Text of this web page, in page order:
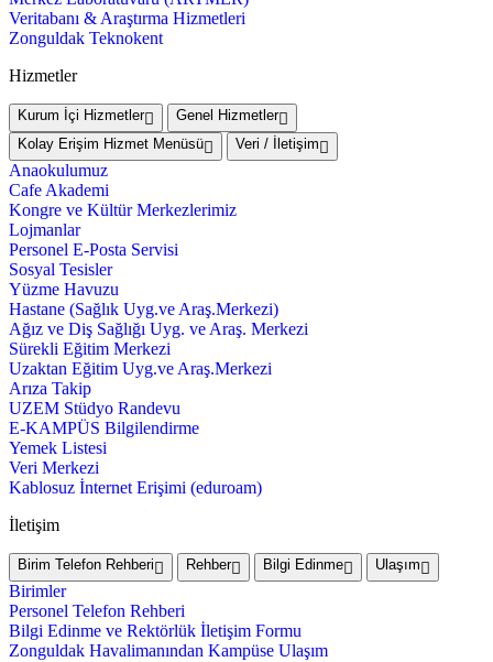
Veritabanı & Araştırma Hizmetleri
Zonguldak Teknokent
Hizmetler
Kurum İçi Hizmetler
Genel Hizmetler
Kolay Erişim Hizmet Menüsü
Veri / İletişim
Anaokulumuz
Cafe Akademi
Kongre ve Kültür Merkezlerimiz
Lojmanlar
Personel E-Posta Servisi
Sosyal Tesisler
Yüzme Havuzu
Hastane (Sağlık Uyg.ve Araş.Merkezi)
Ağız ve Diş Sağlığı Uyg. ve Araş. Merkezi
Sürekli Eğitim Merkezi
Uzaktan Eğitim Uyg.ve Araş.Merkezi
Arıza Takip
UZEM Stüdyo Randevu
E-KAMPÜS Bilgilendirme
Yemek Listesi
Veri Merkezi
Kablosuz İnternet Erişimi (eduroam)
İletişim
Birim Telefon Rehberi Rehber Bilgi Edinme Ulaşım
Birimler
Personel Telefon Rehberi
Bilgi Edinme ve Rektörlük İletişim Formu
Zonguldak Havalimanından Kampüse Ulaşım